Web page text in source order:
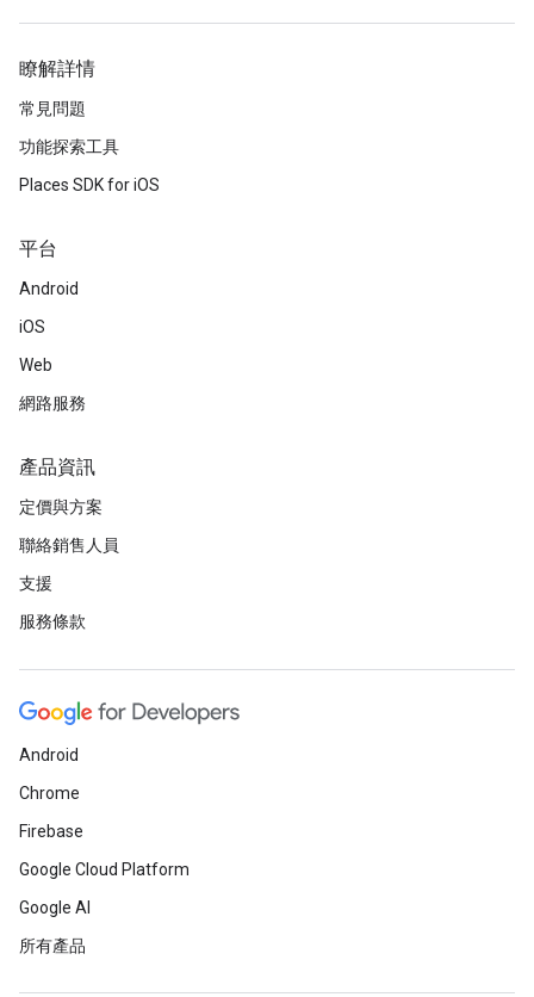
瞭解詳情
常見問題
功能探索工具
Places SDK for iOS
平台
Android
iOS
Web
網路服務
產品資訊
定價與方案
聯絡銷售人員
支援
服務條款
Android
Chrome
Firebase
Google Cloud Platform
Google AI
所有產品